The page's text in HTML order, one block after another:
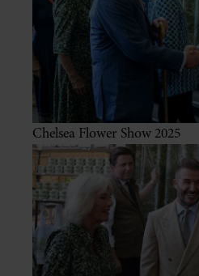
Chelsea Flower Show 2025